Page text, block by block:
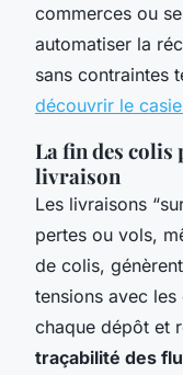
commerces ou
automatiser la
sans contraintes
découvrir le
La fin des colis
livraison
Les livraisons
pertes ou vols,
de colis,
tensions avec
chaque dépôt et
traçabilité des